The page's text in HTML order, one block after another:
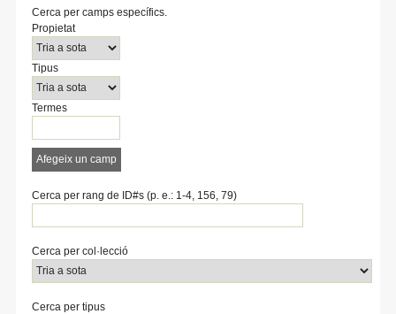
Number
of
rows
in
"Cerca
per
específics.":
Cerca per camps específics.
Search
Property
Tipus
de
cerca
Termes
de
cerca
Search
Joiner
Propietat
Tipus
Termes
Afegeix un camp
Cerca per rang de ID#s (p. e.: 1-4, 156, 79)
Cerca per col·lecció
Cerca per tipus